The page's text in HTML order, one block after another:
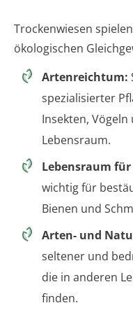
Trockenwiesen
ökologischen
Artenreichtum:
spezialisierter
Insekten,
Lebensraum.
Lebensraum
wichtig für
Bienen und
Arten- und
seltener und
die in anderen
finden.